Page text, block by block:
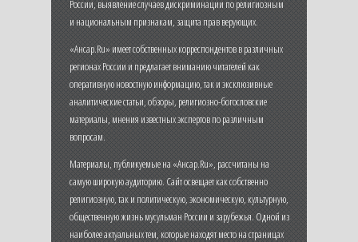
России, выявление случаев дискриминации по религиозным
и национальным признакам, защита прав верующих.
«Ансар.Ru» имеет собственных корреспондентов в различных
регионах России и предлагает вниманию читателей как
оперативную новостную информацию, так и эксклюзивные
аналитические статьи, обзоры, религиозно-богословские
материалы, мнения известных экспертов по различным
вопросам.
Материалы, публикуемые на «Ансар.Ru», рассчитаны на
самую широкую аудиторию. Сайт освещает как собственно
религиозную, так и политическую, экономическую, культурную,
общественную жизнь мусульман России и зарубежья. Одной из
наиболее актуальных тем, которые находят место на страницах